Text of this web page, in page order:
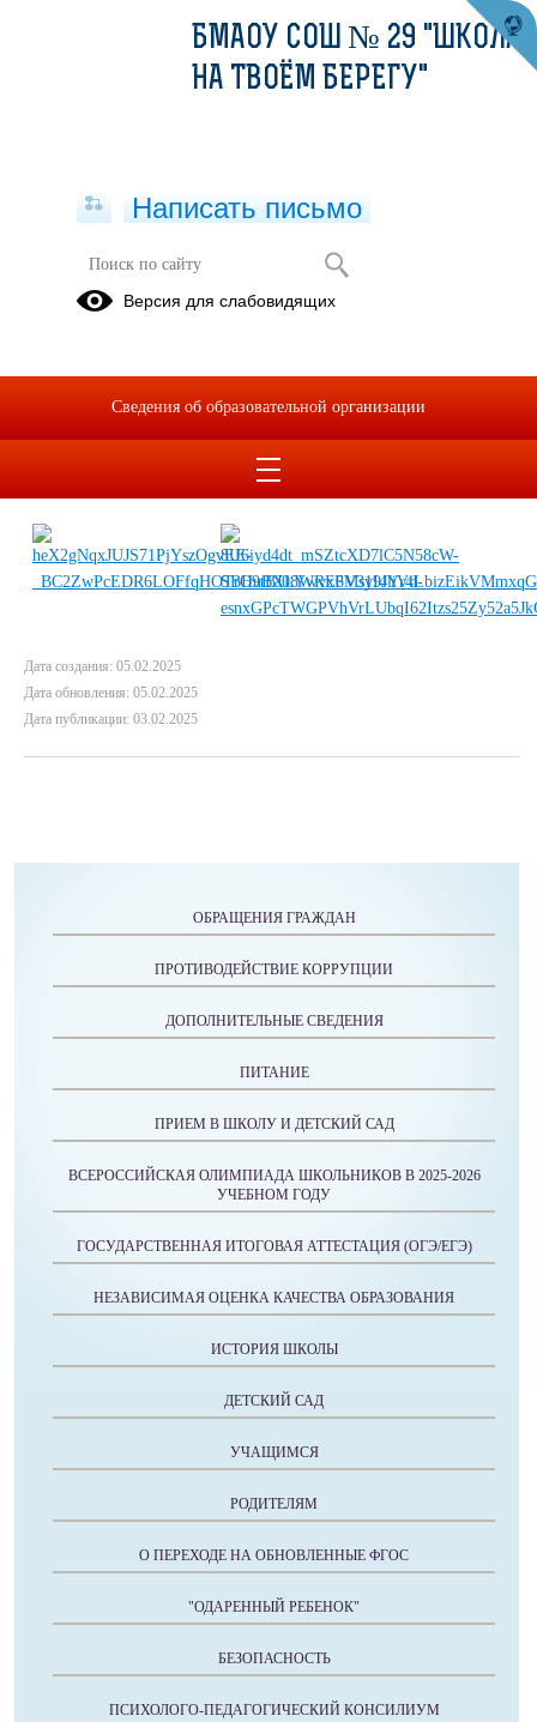
ТЮЗ "Русалочка"
Ребята из 3а класса вместе с родителями провели свой
выходной день в Театре Юного Зрителя на спектакле "
впечатления от просмотра прекрасного спектакля.
Дата создания: 05.02.2025
Дата обновления: 05.02.2025
Дата публикации: 03.02.2025
ОБРАЩЕНИЯ ГРАЖДАН
ПРОТИВОДЕЙСТВИЕ КОРРУПЦИИ
ДОПОЛНИТЕЛЬНЫЕ СВЕДЕНИЯ
ПИТАНИЕ
ПРИЕМ В ШКОЛУ И ДЕТСКИЙ САД
ВСЕРОССИЙСКАЯ ОЛИМПИАДА ШКОЛЬНИКОВ В 2025-2026
УЧЕБНОМ ГОДУ
ГОСУДАРСТВЕННАЯ ИТОГОВАЯ АТТЕСТАЦИЯ (ОГЭ/ЕГЭ)
НЕЗАВИСИМАЯ ОЦЕНКА КАЧЕСТВА ОБРАЗОВАНИЯ
ИСТОРИЯ ШКОЛЫ
ДЕТСКИЙ САД
УЧАЩИМСЯ
РОДИТЕЛЯМ
О ПЕРЕХОДЕ НА ОБНОВЛЕННЫЕ ФГОС
"ОДАРЕННЫЙ РЕБЕНОК"
БЕЗОПАСНОСТЬ
ПСИХОЛОГО-ПЕДАГОГИЧЕСКИЙ КОНСИЛИУМ
БМАОУ СОШ № 29 "ШКОЛА
НА ТВОЁМ БЕРЕГУ"
Написать письмо
Версия для слабовидящих
Сведения об образовательной организации